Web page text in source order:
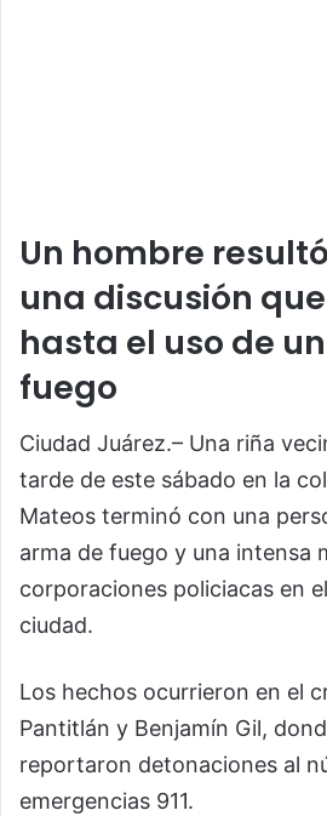
Un hombre
una discusión
hasta el uso de
fuego
Ciudad Juárez.– Una riña
tarde de este sábado en la
Mateos terminó con una
arma de fuego y una intensa
corporaciones policiacas en
ciudad.
Los hechos ocurrieron en el
Pantitlán y Benjamín Gil,
reportaron detonaciones al
emergencias 911.